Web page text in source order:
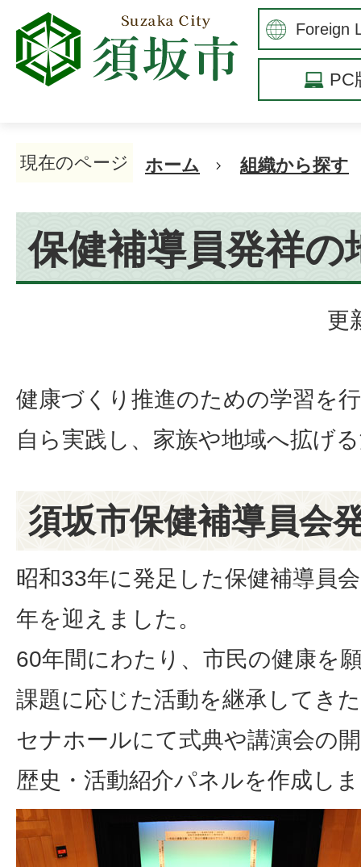
PC
現在のページ ホーム 組織から探す
保健補導員発祥の
更
健康づくり推進のための学習を
自ら実践し、家族や地域へ拡げ
須坂市保健補導員会
昭和33年に発足した保健補導員
年を迎えました。
60年間にわたり、市民の健康を
課題に応じた活動を継承してき
セナホールにて式典や講演会の
歴史・活動紹介パネルを作成し